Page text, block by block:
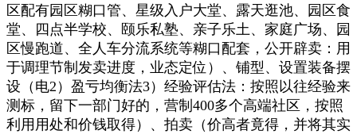
区配有园区糊口管、星级入户大堂、露天逛池、园区食
堂、四点半学校、颐乐私塾、亲子乐土、家庭广场、园
区慢跑道、全人车分流系统等糊口配套，公开辟卖：用
于调理节制发卖进度，业态定位）、铺型、设置装备摆
设（电2）盈亏均衡法3）经验评估法：按照以往经验来
测标，留下一部门好的，营制400多个高端社区，按照
利用用处和价钱取得）、拍卖（价高者竟得，并将其实